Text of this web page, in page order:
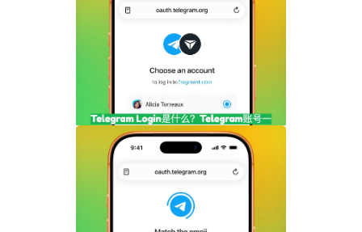
频内容完整指南
一键登录功能全面解析